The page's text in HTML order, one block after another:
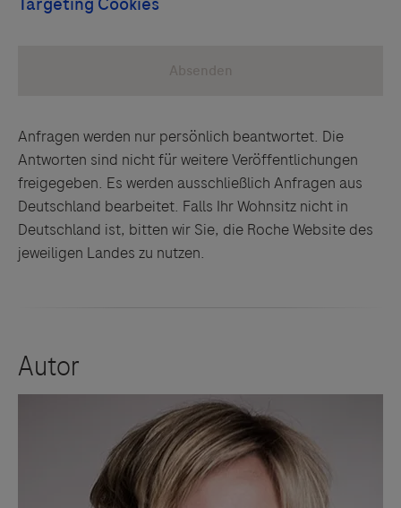
Anfragen werden nur persönlich beantwortet. Die
Antworten sind nicht für weitere Veröffentlichungen
freigegeben. Es werden ausschließlich Anfragen aus
Deutschland bearbeitet. Falls Ihr Wohnsitz nicht in
Deutschland ist, bitten wir Sie, die Roche Website des
jeweiligen Landes zu nutzen.